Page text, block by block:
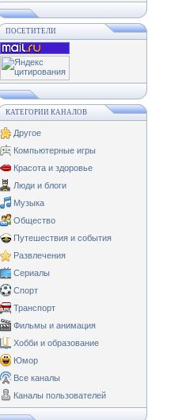
ПОСЕТИТЕЛИ
КАТЕГОРИИ КАНАЛОВ
Другое
Компьютерные игры
Красота и здоровье
Люди и блоги
Музыка
Общество
Путешествия и события
Развлечения
Сериалы
Спорт
Транспорт
Фильмы и анимация
Хобби и образование
Юмор
Все каналы
Каналы пользователей